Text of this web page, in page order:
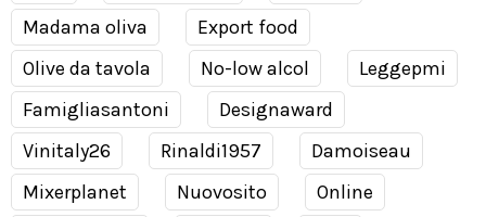
Madama oliva
Export food
Olive da tavola
No-low alcol
Leggepmi
Famigliasantoni
Designaward
Vinitaly26
Rinaldi1957
Damoiseau
Mixerplanet
Nuovosito
Online